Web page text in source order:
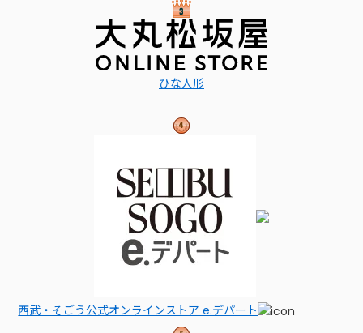
ひな人形
西武・そごう公式オンラインストア e.デパート